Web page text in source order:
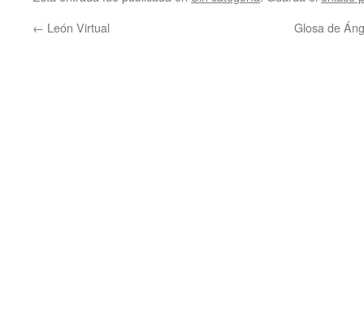
← León Virtual Glosa de